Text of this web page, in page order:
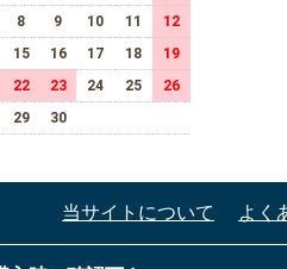
8 9 10 11
12
15 16 17 18
19
22 23 24 25
26
29 30
当サイトについて よく